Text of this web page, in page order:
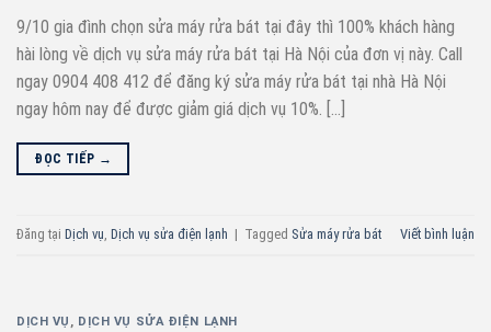
9/10 gia đình chọn sửa máy rửa bát tại đây thì 100% khách hàng
hài lòng về dịch vụ sửa máy rửa bát tại Hà Nội của đơn vị này. Call
ngay 0904 408 412 để đăng ký sửa máy rửa bát tại nhà Hà Nội
ngay hôm nay để được giảm giá dịch vụ 10%. […]
ĐỌC TIẾP →
Đăng tại Dịch vụ Dịch vụ sửa điện lạnh | Tagged Sửa máy rửa bát Viết bình luận
DỊCH VỤ DỊCH VỤ SỬA ĐIỆN LẠNH